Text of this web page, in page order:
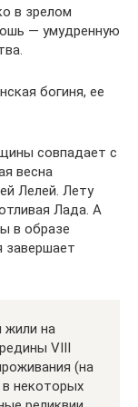
в зрелом
— умудренную
богиня, ее
совпадает с
весна
Лелей. Лету
Лада. А
в образе
жили на
VIII
(на
в некоторых